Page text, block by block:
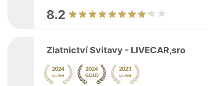
8.2
Zlatnictví Svitavy - LIVECAR,sro